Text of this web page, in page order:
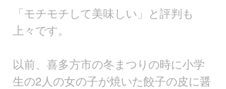
「モチモチして美味しい」と評判も
上々です。
以前、喜多方市の冬まつりの時に小学
生の2人の女の子が焼いた餃子の皮に醤